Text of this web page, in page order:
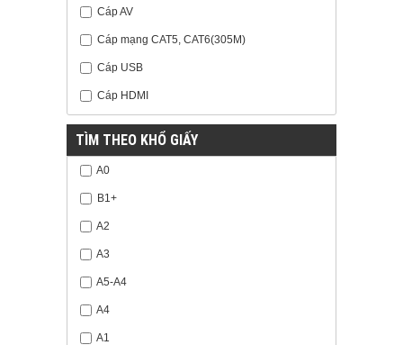
Cáp AV
Cáp mạng CAT5, CAT6(305M)
Cáp USB
Cáp HDMI
TÌM THEO KHỔ GIẤY
A0
B1+
A2
A3
A5-A4
A4
A1